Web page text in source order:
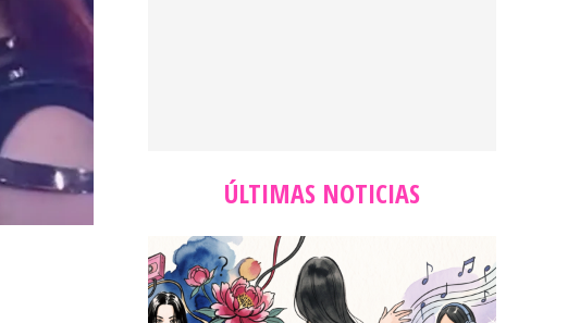
ÚLTIMAS NOTICIAS